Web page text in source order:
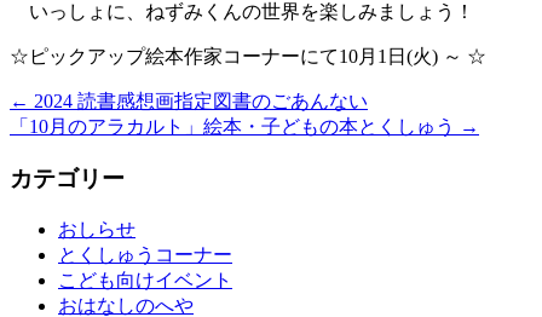
いっしょに、ねずみくんの世界を楽しみましょう！
☆ピックアップ絵本作家コーナーにて10月1日(火) ～ ☆
← 2024 読書感想画指定図書のごあんない
「10月のアラカルト」絵本・子どもの本とくしゅう
→
カテゴリー
おしらせ
とくしゅうコーナー
こども向けイベント
おはなしのへや